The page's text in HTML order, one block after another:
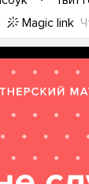
Magic link